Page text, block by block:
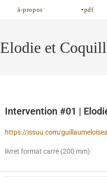
à-propos •pdf
Elodie et
Intervention #01 |
https://issuu.com/
livret format carré (200 mm)